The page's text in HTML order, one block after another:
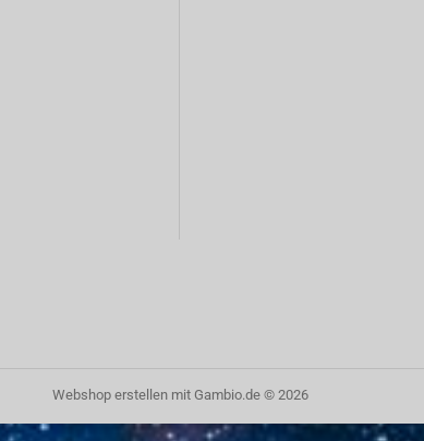
Webshop erstellenmit Gambio.de © 2026